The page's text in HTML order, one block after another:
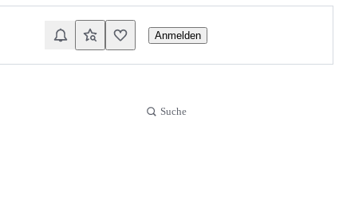
Anmelden
Suche